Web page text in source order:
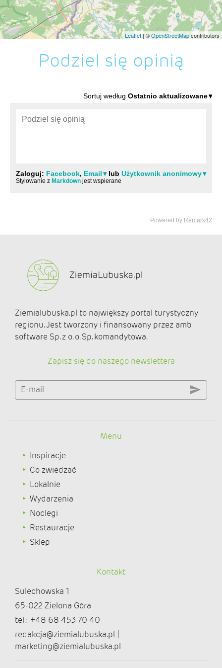
Leaflet | ©OpenStreetMapcontributors
Podziel się opinią
Ziemialubuska.pl to największy portal turystyczny
regionu. Jest tworzony i finansowany przez amb
software Sp. z o. o. Sp. komandytowa.
Zapisz się do naszego newslettera
E-mail
Menu
Inspiracje
Co zwiedzać
Lokalnie
Wydarzenia
Noclegi
Restauracje
Sklep
Kontakt
Sulechowska 1
65-022 Zielona Góra
tel.: +48 68 453 70 40
redakcja@ziemialubuska.pl |
marketing@ziemialubuska.pl